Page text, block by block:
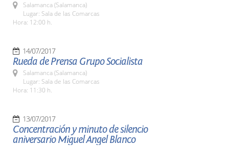
Salamanca (Salamanca)
Lugar: Sala de las Comarcas
Hora: 12:00 h.
14/07/2017
Rueda de Prensa Grupo Socialista
Salamanca (Salamanca)
Lugar: Sala de las Comarcas
Hora: 11:30 h.
13/07/2017
Concentración y minuto de silencio
aniversario Miguel Angel Blanco